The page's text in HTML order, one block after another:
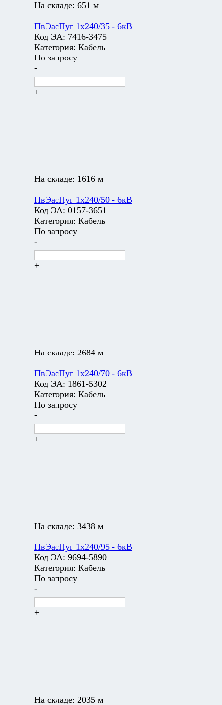
На складе: 651 м
ПвЭасПуг 1х240/35 - 6кВ
Код ЭА: 7416-3475
Категория: Кабель
По запросу
-
+
На складе: 1616 м
ПвЭасПуг 1х240/50 - 6кВ
Код ЭА: 0157-3651
Категория: Кабель
По запросу
-
+
На складе: 2684 м
ПвЭасПуг 1х240/70 - 6кВ
Код ЭА: 1861-5302
Категория: Кабель
По запросу
-
+
На складе: 3438 м
ПвЭасПуг 1х240/95 - 6кВ
Код ЭА: 9694-5890
Категория: Кабель
По запросу
-
+
На складе: 2035 м